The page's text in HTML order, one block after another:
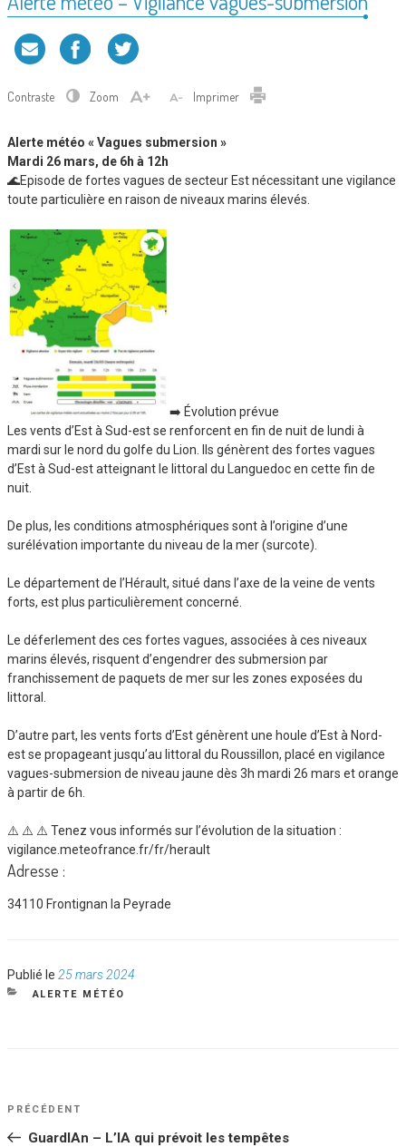
Contraste Zoom Imprimer
Alerte météo « Vagues submersion »
Mardi 26 mars, de 6h à 12h
🌊Episode de fortes vagues de secteur Est nécessitant une vigilance
toute particulière en raison de niveaux marins élevés.
➡️ Évolution prévue
Les vents d’Est à Sud-est se renforcent en fin de nuit de lundi à
mardi sur le nord du golfe du Lion. Ils génèrent des fortes vagues
d’Est à Sud-est atteignant le littoral du Languedoc en cette fin de
nuit.
De plus, les conditions atmosphériques sont à l’origine d’une
surélévation importante du niveau de la mer (surcote).
Le département de l’Hérault, situé dans l’axe de la veine de vents
forts, est plus particulièrement concerné.
Le déferlement des ces fortes vagues, associées à ces niveaux
marins élevés, risquent d’engendrer des submersion par
franchissement de paquets de mer sur les zones exposées du
littoral.
D’autre part, les vents forts d’Est génèrent une houle d’Est à Nord-
est se propageant jusqu’au littoral du Roussillon, placé en vigilance
vagues-submersion de niveau jaune dès 3h mardi 26 mars et orange
à partir de 6h.
⚠️ ⚠️ ⚠️ Tenez vous informés sur l’évolution de la situation :
vigilance.meteofrance.fr/fr/herault
Adresse :
34110 Frontignan la Peyrade
Publié le Publié
le
25 mars 2024
CATÉGORIES
ALERTE MÉTÉO
NAVIGATION
DE
Article
PRÉCÉDENT
GuardIAn – L’IA qui prévoit les tempêtes